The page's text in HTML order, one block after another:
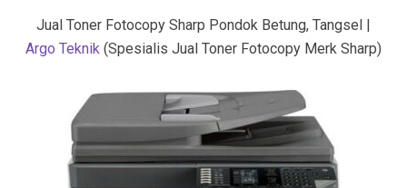
Jual Toner Fotocopy Sharp Pondok Betung, Tangsel |
Argo Teknik (Spesialis Jual Toner Fotocopy Merk Sharp)